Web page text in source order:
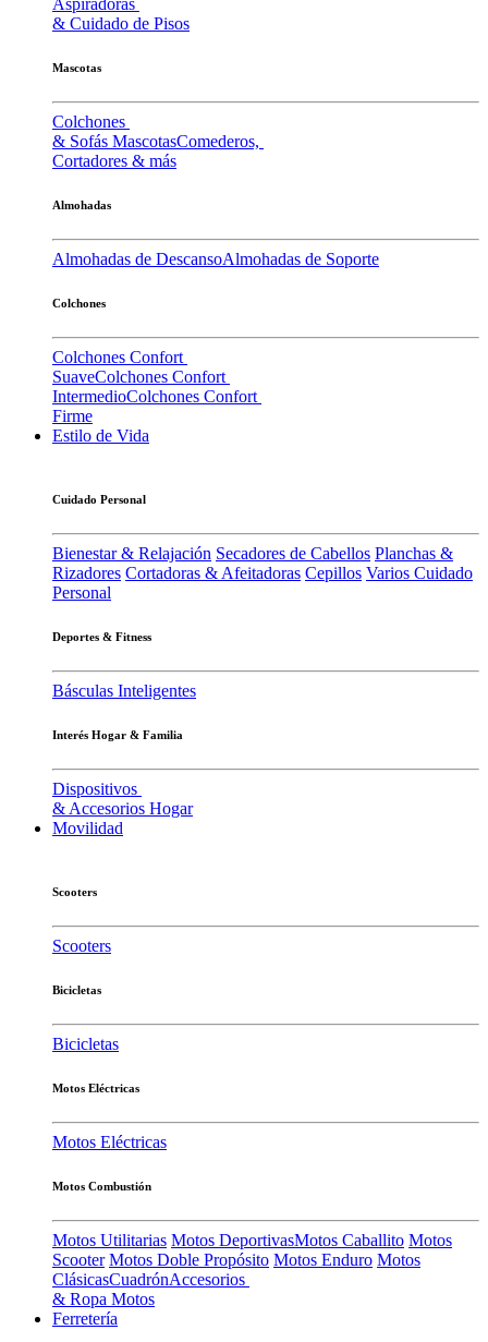
Aspiradoras
& Cuidado de Pisos
Mascotas
Colchones
& Sofás MascotasComederos,
Cortadores & más
Almohadas
Almohadas de DescansoAlmohadas de Soporte
Colchones
Colchones Confort
SuaveColchones Confort
IntermedioColchones Confort
Firme
Estilo de Vida
Cuidado Personal
Bienestar & Relajación Secadores de Cabellos Planchas &
Rizadores Cortadoras & Afeitadoras Cepillos Varios Cuidado
Personal
Deportes & Fitness
Básculas Inteligentes
Interés Hogar & Familia
Dispositivos
& Accesorios Hogar
Movilidad
Scooters
Scooters
Bicicletas
Bicicletas
Motos Eléctricas
Motos Eléctricas
Motos Combustión
Motos Utilitarias Motos DeportivasMotos Caballito Motos
Scooter Motos Doble Propósito Motos Enduro Motos
ClásicasCuadrónAccesorios
& Ropa Motos
Ferretería